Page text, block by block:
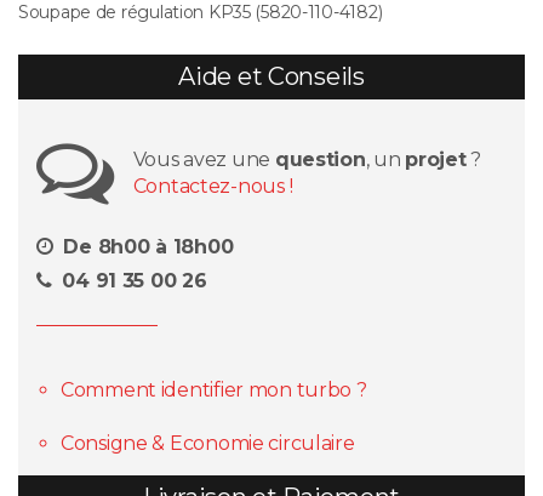
Soupape de régulation KP35 (5820-110-4182)
Aide et Conseils
Vous avez une question, un projet?
Contactez-nous !
De 8h00 à 18h00
04 91 35 00 26
Comment identifier mon turbo ?
Consigne & Economie circulaire